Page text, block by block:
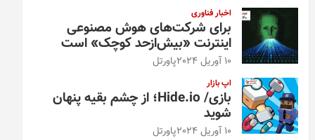
اخبار فناوری
برای شرکت‌های هوش مصنوعی
اینترنت «بیش‌از‌حد کوچک» است
10 آوریل 2024 پاورتل
اپ بازار
بازی/ Hide.io؛ از چشم بقیه پنهان
شوید
10 آوریل 2024 پاورتل